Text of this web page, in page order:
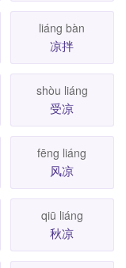
liáng bàn
凉拌
shòu liáng
受凉
fēng liáng
风凉
qiū liáng
秋凉